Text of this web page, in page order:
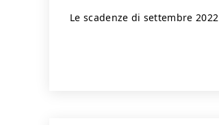
Le scadenze di settembre 2022